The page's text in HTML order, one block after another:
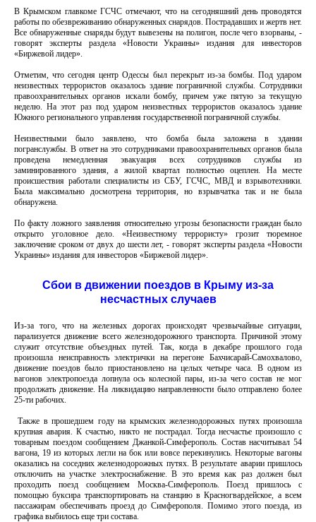
В Крымском главкоме ГСЧС отмечают, что на сегодняшний день проводятся
работы по обезвреживанию обнаруженных снарядов. Пострадавших и жертв нет.
Все обнаруженные снаряды будут вывезены на полигон, после чего взорваны, -
говорят эксперты раздела «Новости Украины» издания для инвесторов
«Биржевой лидер».
Отметим, что сегодня центр Одессы был перекрыт из-за бомбы. Под ударом
неизвестных террористов оказалось здание пограничной службы. Сотрудники
правоохранительных органов искали бомбу, причем уже пятую за текущую
неделю. На этот раз под ударом неизвестных террористов оказалось здание
Южного регионального управления государственной пограничной службы.
Неизвестными было заявлено, что бомба была заложена в здании
погранслужбы. В ответ на это сотрудниками правоохранительных органов была
проведена немедленная эвакуация всех сотрудников службы из
заминированного здания, а жилой квартал полностью оцеплен. На месте
происшествия работали специалисты из СБУ, ГСЧС, МВД и взрывотехники.
Была максимально досмотрена территория, но взрывчатка так и не была
обнаружена.
По факту ложного заявления относительно угрозы безопасности граждан было
открыто уголовное дело. «Неизвестному террористу» грозит тюремное
заключение сроком от двух до шести лет, - говорят эксперты раздела «Новости
Украины» издания для инвесторов «Биржевой лидер».
Сбои в движении поездов в Крыму из-за
несчастных случаев
Из-за того, что на железных дорогах происходят чрезвычайные ситуации,
парализуется движение всего железнодорожного транспорта. Причиной этому
служит отсутствие объездных путей. Так, когда в декабре прошлого года
произошла неисправность электрички на перегоне Бахчисарай-Самохвалово,
движение поездов было приостановлено на целых четыре часа. В одном из
вагонов электропоезда лопнула ось колесной пары, из-за чего состав не мог
продолжать движение. На ликвидацию направленности было отправлено более
25-ти рабочих.
Также в прошедшем году на крымских железнодорожных путях произошла
крупная авария. К счастью, никто не пострадал. Тогда несчастье произошло с
товарным поездом сообщением Джанкой-Симферополь. Состав насчитывал 54
вагона, 19 из которых легли на бок или вовсе перекинулись. Некоторые вагоны
оказались на соседних железнодорожных путях. В результате аварии пришлось
отключить на участке электроснабжение. В это время как раз должен был
проходить поезд сообщением Москва-Симферополь. Поезд пришлось с
помощью буксира транспортировать на станцию в Красногвардейское, а всем
пассажирам обеспечивать проезд до Симферополя. Помимо этого поезда, из
графика выбилось еще три состава.